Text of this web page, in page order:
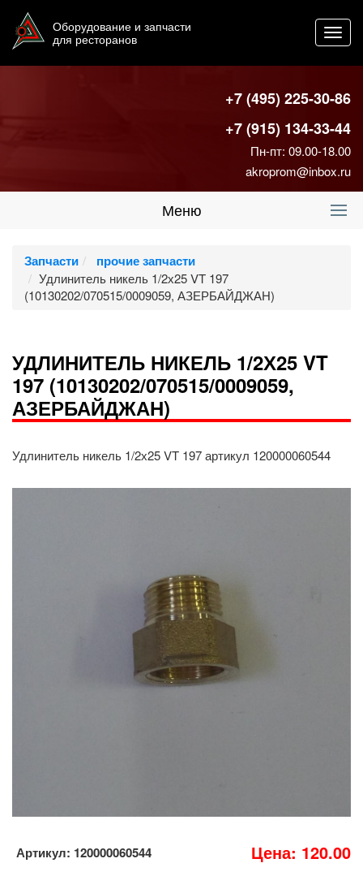
Оборудование и запчасти
для ресторанов
+7 (495) 225-30-86
+7 (915) 134-33-44
Пн-пт: 09.00-18.00
akroprom@inbox.ru
Меню
Запчасти прочие запчасти
Удлинитель никель 1/2х25 VT 197
(10130202/070515/0009059, АЗЕРБАЙДЖАН)
УДЛИНИТЕЛЬ НИКЕЛЬ 1/2Х25 VT
197 (10130202/070515/0009059,
АЗЕРБАЙДЖАН)
Удлинитель никель 1/2х25 VT 197 артикул 120000060544
Артикул: 120000060544 Цена: 120.00